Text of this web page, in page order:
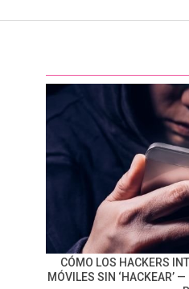
CÓMO LOS HACKERS
MÓVILES SIN ‘HACKEAR’